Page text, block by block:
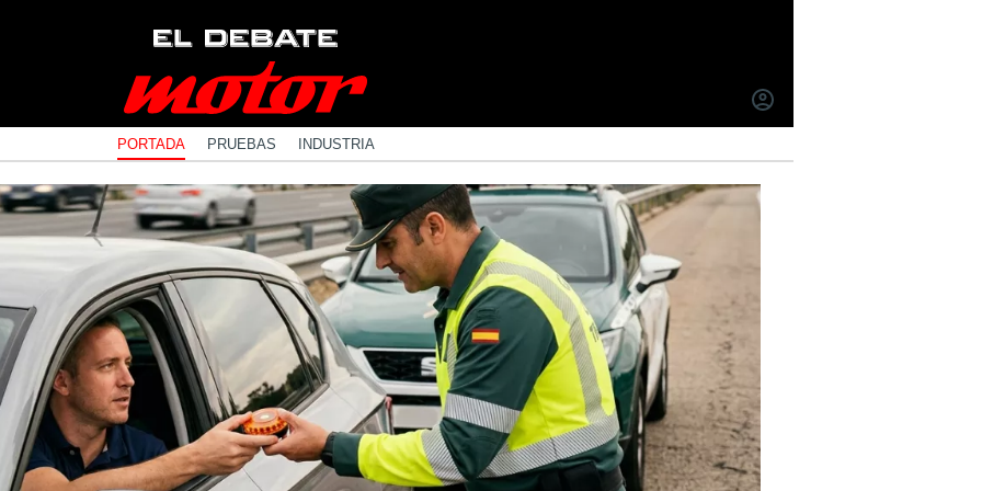
INICIAR
PORTADA PRUEBAS INDUSTRIA